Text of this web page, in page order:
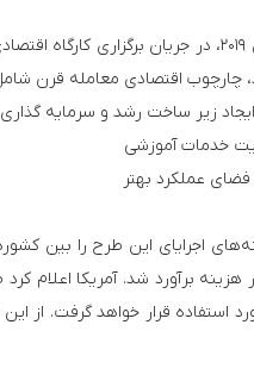
چارچوب اقتصادی معامله قرن
زیر ساخت رشد و سرمایه
خدمات آموزشی
عملکرد بهتر
اجرایای این طرح را بین